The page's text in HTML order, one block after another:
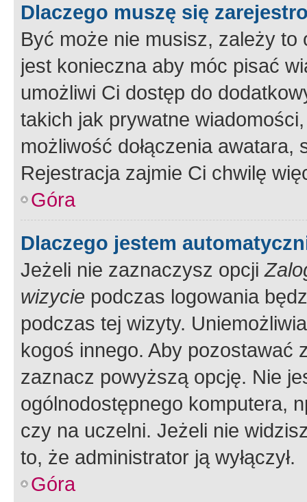
Dlaczego muszę się
Być może nie musisz, zależy
jest konieczna aby móc pisać
umożliwi Ci dostęp do
takich jak prywatne
możliwość dołączenia
Rejestracja zajmie Ci chwilę
Góra
Dlaczego jestem
Jeżeli nie zaznaczysz opcji
wizycie podczas logowania
podczas tej wizyty.
kogoś innego. Aby pozostawać
zaznacz powyższą opcję. Nie
ogólnodostępnego komputera,
czy na uczelni. Jeżeli nie
to, że administrator ją wyłączył.
Góra